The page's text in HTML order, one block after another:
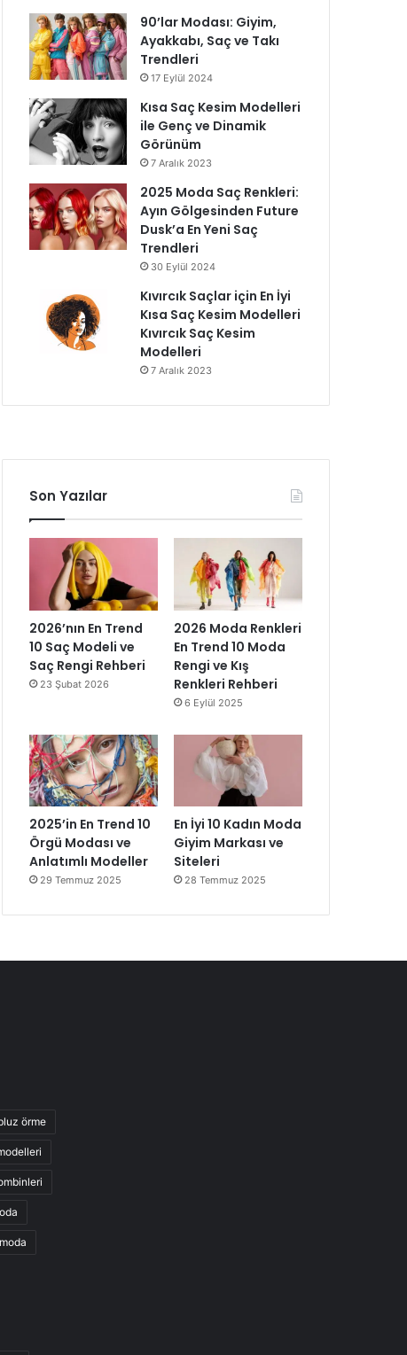
90’lar Modası: Giyim,
Ayakkabı, Saç ve Takı
Trendleri
17 Eylül 2024
Kısa Saç Kesim Modelleri
ile Genç ve Dinamik
Görünüm
7 Aralık 2023
2025 Moda Saç Renkleri:
Ayın Gölgesinden Future
Dusk’a En Yeni Saç
Trendleri
30 Eylül 2024
Kıvırcık Saçlar için En İyi
Kısa Saç Kesim Modelleri
Kıvırcık Saç Kesim
Modelleri
7 Aralık 2023
Son Yazılar
2026’nın En Trend
10 Saç Modeli ve
Saç Rengi Rehberi
23 Şubat 2026
2026 Moda Renkleri
En Trend 10 Moda
Rengi ve Kış
Renkleri Rehberi
6 Eylül 2025
2025’in En Trend 10
Örgü Modası ve
Anlatımlı Modeller
29 Temmuz 2025
En İyi 10 Kadın Moda
Giyim Markası ve
Siteleri
28 Temmuz 2025
örme